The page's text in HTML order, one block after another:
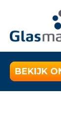
BEKIJK